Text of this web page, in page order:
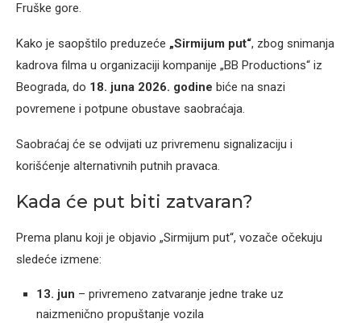
Fruške gore.
Kako je saopštilo preduzeće „Sirmijum put“, zbog snimanja
kadrova filma u organizaciji kompanije „BB Productions“ iz
Beograda, do 18. juna 2026. godine biće na snazi
povremene i potpune obustave saobraćaja.
Saobraćaj će se odvijati uz privremenu signalizaciju i
korišćenje alternativnih putnih pravaca.
Kada će put biti zatvaran?
Prema planu koji je objavio „Sirmijum put“, vozače očekuju
sledeće izmene:
13. jun – privremeno zatvaranje jedne trake uz
naizmenično propuštanje vozila